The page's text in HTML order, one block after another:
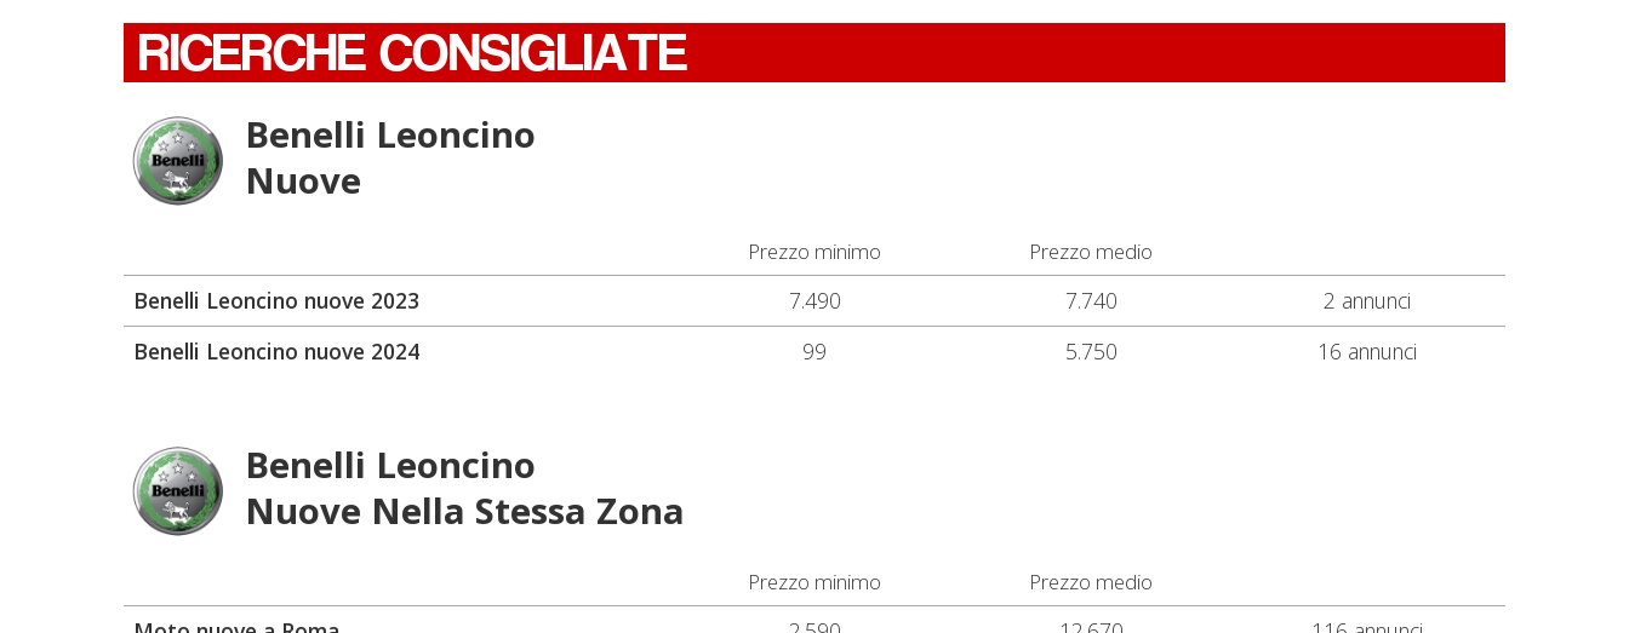
RICERCHE CONSIGLIATE
Benelli Leoncino
Nuove
Prezzo minimo Prezzo medio
Benelli Leoncino nuove 2023 7.490 7.740
2 annunci
Benelli Leoncino nuove 2024
99 5.750 16 annunci
Benelli Leoncino
Nuove Nella Stessa Zona
Prezzo minimo Prezzo medio